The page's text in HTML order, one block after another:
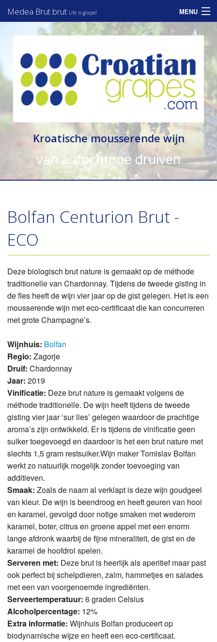
Medea Brut brut Life is grape! MENU
Assortiment
Informatie
Zakelijk
Consumenten
Kroatische mousserende wijn
van autochtone druiven
Bolfan Centurion Brut -
ECO
Deze biologisch brut nature is gemaakt op de méthode
traditionelle van Chardonnay. Tijdens de tweede gisting in
de fles heeft de wijn vier jaar op de gist gelegen. Het is een
mousserende wijn met eco-certificaat die kan concurreren
met grote Champagne’s.
Wijnhuis: Bolfan
Regio:Zagorje
Druif: Chardonnay
Jaar: 2019
Vinificatie: Deze brut nature is gemaakt volgens de
méthode traditionelle. De wijn heeft tijdens de tweede
gisting vier jaar ‘sur lies’ gelegen waardoor de prachtige
aroma’s zijn ontwikkeld. Er is tijdens de vinificatie geen
suiker toegevoegd en daardoor is het een brut nature met
slechts 1,5 gram restsuiker.Wijn maker Tomislav Bolfan
werkt zo natuurlijk mogelijk zonder toevoeging van
additieven.
Smaak: Zoals de naam al verklapt is deze wijn goudgeel
van kleur. De wijn is beendroog en heeft geuren van hooi
en karamel, gevolgd door notige smaken met wederom
karamel, boter, citrus en groene appel met een enorm
lange afdronk waarbij de fijne mineraliteit, de gist en de
karamel de hoofdrol spelen.
Serveren met: Deze brut is heerlijk als aperitief maar past
ook perfect bij schelpdieren, zalm, hammetjes en salades
met een van voorgenoemde ingrediënten.
Serveertemperatuur: 6 graden Celsius
Alcoholpercentage: 12%
Extra informatie:Wijnhuis Bolfan produceert op
biodynamische wijze en heeft een eco-certificaat.